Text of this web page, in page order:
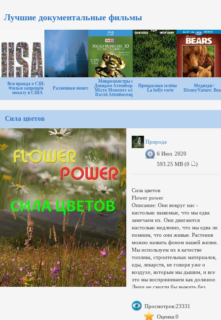
Лучшие документальные фильмы
Вся правда о США.
Фильм запрещён к
показу в США
Разменная монета
Микромонстры с
Дэвидом Аттенборо /
Micro Monsters with
David Attenborough
Прекрасная зелёная /
La belle verte
Медведи /
DisneyNature:
Сила цветов
Природа
6 Июл. 2020
593.25 MB (0
)
Сила цветов
Flower power
Описание: Они вокруг нас -
настолько знакомые, что мы едва
замечаем их. Они двигаются
настолько медленно, что мы едва ли
помним, что они живые. Растения
можно назвать фоном нашей жизни.
Мы используем их в качестве
топлива, строительных материалов,
еды, лекарств, не говоря уже о
воздухе, которым мы дышим, и все
это мы воспринимаем как должное.
Люди не смогли бы выжить без
существует около 500 миллионов
лет, и он помогает сохранить нашу
планету живой. Этот фильм
Просмотров:23331
Оценка:0